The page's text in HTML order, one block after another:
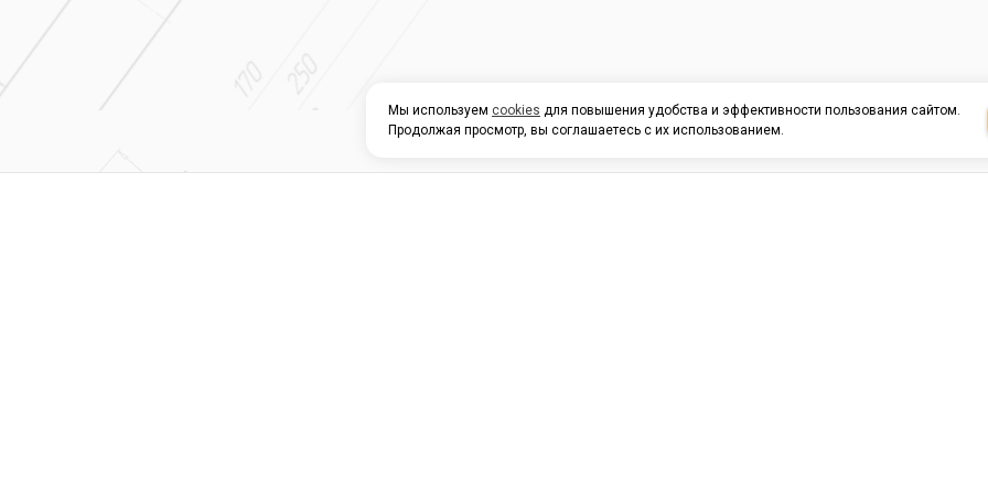
Мы используем cookies для повышения удобства и эффективности пользования сайтом.
Продолжая просмотр, вы соглашаетесь с их использованием.